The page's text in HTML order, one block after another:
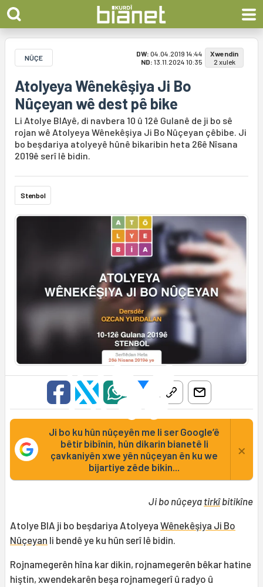
NÛÇE DW: 04.04.2019 14:44
ND: 13.11.2024 10:35
Xwendin
2 xulek
Atolyeya Wênekêşiya Ji Bo
Nûçeyan wê dest pê bike
Li Atolye BIAyê, di navbera 10 û 12ê Gulanê de ji bo sê
rojan wê Atolyeya Wênekêşiya Ji Bo Nûçeyan çêbibe. Ji
bo beşdariya atolyeyê hûnê bikaribin heta 26ê Nîsana
2019ê serî lê bidin.
Stenbol
Ji bo ku hûn nûçeyên me li ser Google’ê
bêtir bibînin, hûn dikarin bianetê li
çavkaniyên xwe yên nûçeyan ên ku we
bijartiye zêde bikin...
×
Ji bo nûçeya tirkîbitikîne
Atolye BIA ji bo beşdariya Atolyeya Wênekêşiya Ji Bo
Nûçeyan li bendê ye ku hûn serî lê bidin.
Rojnamegerên hîna kar dikin, rojnamegerên bêkar hatine
hiştin, xwendekarên beşa rojnamegerî û radyo û